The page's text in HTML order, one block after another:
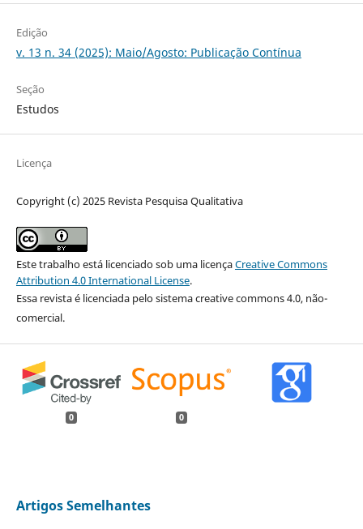
Edição
v. 13 n. 34 (2025): Maio/Agosto: Publicação Contínua
Seção
Estudos
Licença
Copyright (c) 2025 Revista Pesquisa Qualitativa
Este trabalho está licenciado sob uma licençaCreative Commons
Attribution 4.0 International License.
Essa revista é licenciada pelo sistema creative commons 4.0, não-
comercial.
0 0
Artigos Semelhantes